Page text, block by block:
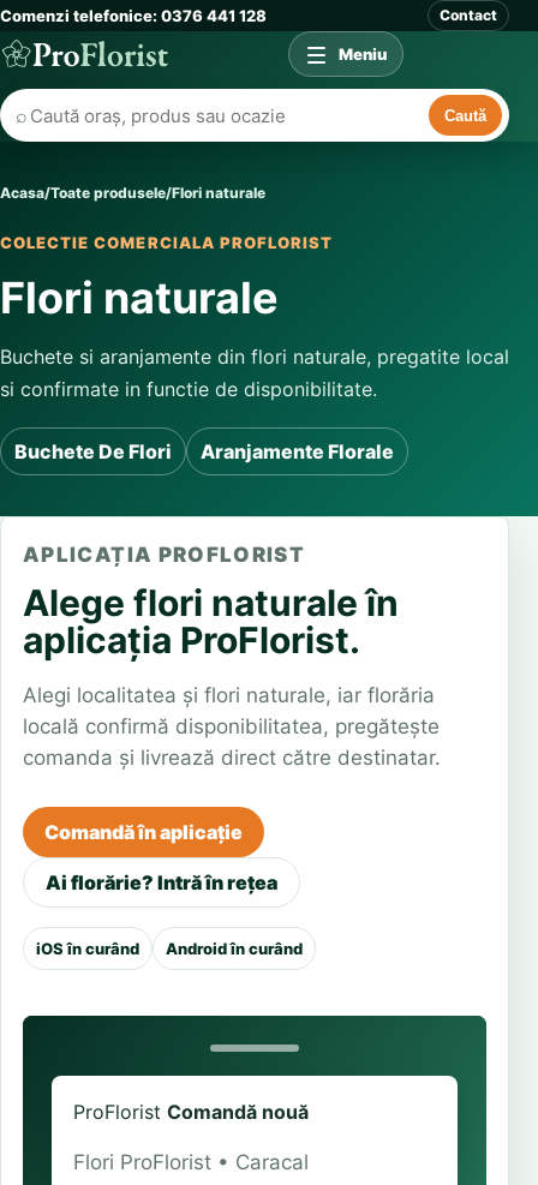
Comenzi telefonice: 0376 441 128 Contact
⌕ Caută
Meniu
Acasa/Toate produsele/Flori naturale
COLECTIE COMERCIALA PROFLORIST
Flori naturale
Buchete si aranjamente din flori naturale, pregatite local
si confirmate in functie de disponibilitate.
Buchete De Flori Aranjamente Florale
APLICAȚIA PROFLORIST
Alege flori naturale în
aplicația ProFlorist.
Alegi localitatea și flori naturale, iar florăria
locală confirmă disponibilitatea, pregătește
comanda și livrează direct către destinatar.
Comandă în aplicație
Ai florărie? Intră în rețea
iOS în curând Android în curând
ProFlorist Comandă nouă
Flori ProFlorist • Caracal